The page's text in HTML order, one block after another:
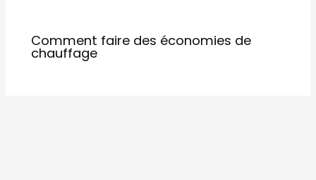
Comment faire des économies de
chauffage